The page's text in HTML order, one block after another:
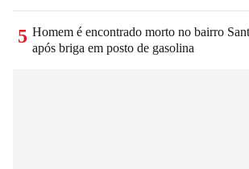
5 Homem é encontrado morto no bairro
após briga em posto de gasolina